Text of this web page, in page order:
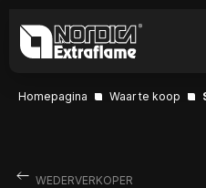
Homepagina Waar te koop
WEDERVERKOPER